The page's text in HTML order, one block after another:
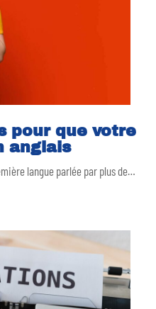
pour que votre
anglais
langue parlée par plus de…